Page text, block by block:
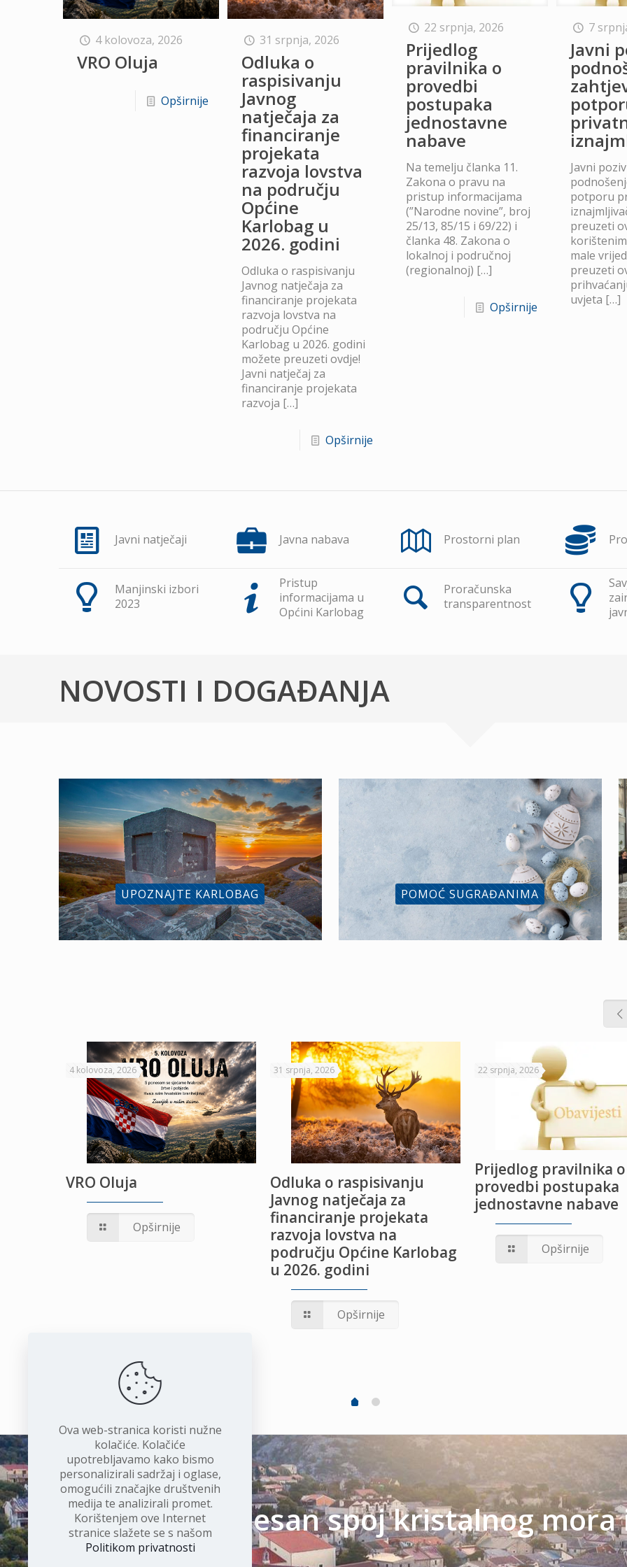
4 kolovoza, 2026
VRO Oluja
Opširnije
31 srpnja, 2026
Odluka o
raspisivanju
Javnog
natječaja za
financiranje
projekata
razvoja lovstva
na području
Općine
Karlobag u
2026. godini
Odluka o raspisivanju
Javnog natječaja za
financiranje projekata
razvoja lovstva na
području Općine
Karlobag u 2026. godini
možete preuzeti ovdje!
Javni natječaj za
financiranje projekata
razvoja […]
Opširnije
22 srpnja, 2026
Prijedlog
pravilnika o
provedbi
postupaka
jednostavne
nabave
Na temelju članka 11.
Zakona o pravu na
pristup informacijama
(”Narodne novine”, broj
25/13, 85/15 i 69/22) i
članka 48. Zakona o
lokalnoj i područnoj
(regionalnoj) […]
Opširnije
7
Javni
Javni
potporu
preuzeti
male
preuzeti
uvjeta […]
Javni natječaji Javna nabava Prostorni plan
Manjinski izbori
2023
Pristup
informacijama u
Općini Karlobag
Proračunska
transparentnost
NOVOSTI I DOGAĐANJA
UPOZNAJTE KARLOBAG POMOĆ SUGRAĐANIMA
4 kolovoza, 2026
VRO Oluja
Opširnije
31 srpnja, 2026
Odluka o raspisivanju
Javnog natječaja za
financiranje projekata
razvoja lovstva na
području Općine Karlobag
u 2026. godini
Opširnije
22 srpnja, 2026
Prijedlog pravilnika o
provedbi postupaka
jednostavne nabave
Opširnije
Čudesan spoj kristalnog
Ova web-stranica koristi nužne
kolačiće. Kolačiće
upotrebljavamo kako bismo
personalizirali sadržaj i oglase,
omogućili značajke društvenih
medija te analizirali promet.
Korištenjem ove Internet
stranice slažete se s našom
Politikom privatnosti